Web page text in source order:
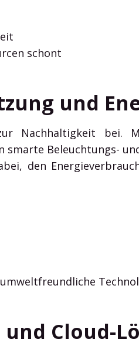
schont
und
Nachhaltigkeit bei.
Beleuchtungs-
den
Cloud-